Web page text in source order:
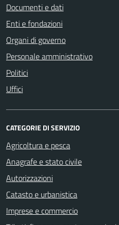
Documenti e dati
Enti e fondazioni
Organi di governo
Personale amministrativo
Politici
Uffici
CATEGORIE DI SERVIZIO
Agricoltura e pesca
Anagrafe e stato civile
Autorizzazioni
Catasto e urbanistica
Imprese e commercio